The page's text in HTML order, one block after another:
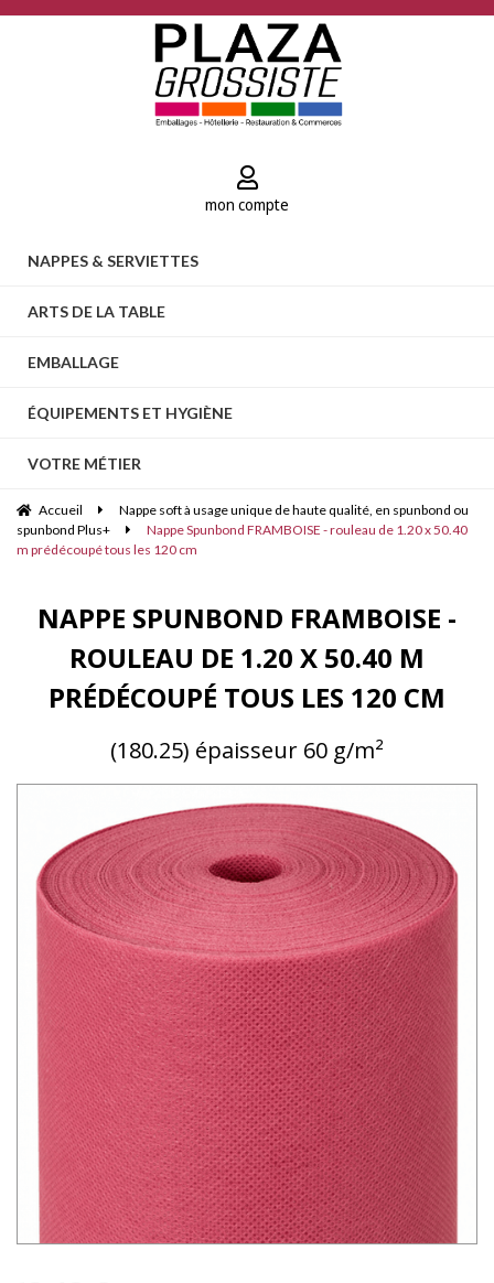
mon compte
NAPPES & SERVIETTES
ARTS DE LA TABLE
EMBALLAGE
ÉQUIPEMENTS ET HYGIÈNE
VOTRE MÉTIER
Accueil
Nappe soft à usage unique de haute qualité, en spunbond ou
spunbond Plus+
Nappe Spunbond FRAMBOISE - rouleau de 1.20 x 50.40
m prédécoupé tous les 120 cm
NAPPE SPUNBOND FRAMBOISE -
ROULEAU DE 1.20 X 50.40 M
PRÉDÉCOUPÉ TOUS LES 120 CM
(180.25) épaisseur 60 g/m²